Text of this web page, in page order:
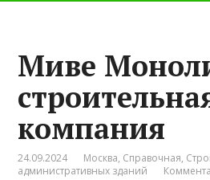
Миве
компания
24.09.2024 Москва, Справочная,
административных зданий